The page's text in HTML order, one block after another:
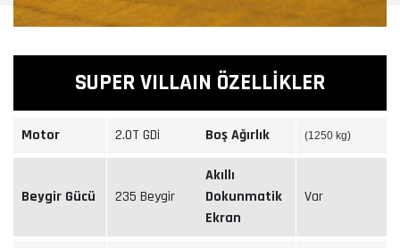
SUPER VILLAIN ÖZELLİKLER
Motor 2.0T GDi Boş Ağırlık (1250 kg)
Beygir Gücü 235 Beygir
Akıllı
Dokunmatik
Ekran
Var